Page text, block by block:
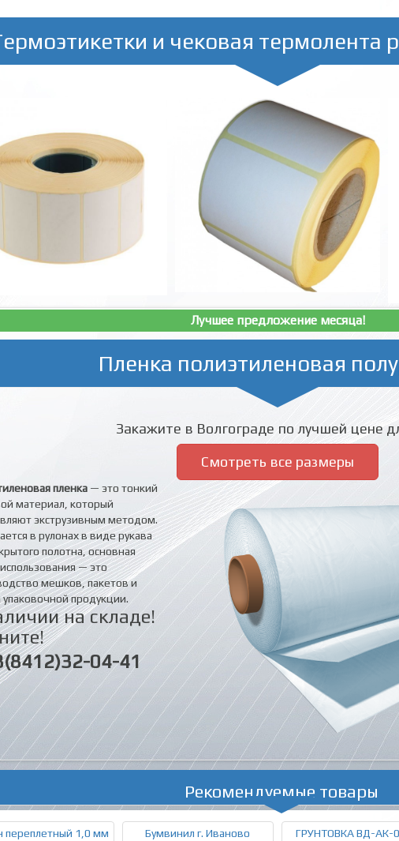
и чековая термолента
Лучшее предложение месяца!
Пленка полиэтиленовая
Закажите в Волгограде по лучшей цене
Смотреть все размеры
пленка — это тонкий
материал, который
экструзивным методом.
в рулонах в виде рукава
полотна, основная
— это
мешков, пакетов и
упаковочной продукции.
на складе!
04-41
Рекомендуемые товары
переплетный 1,0 мм
Бумвинил г. Иваново
ГРУНТОВКА ВД-АК-